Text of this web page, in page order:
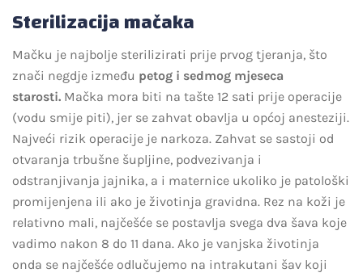
Sterilizacija mačaka
Mačku je najbolje sterilizirati prije prvog tjeranja, što
znači negdje između petog i sedmog mjeseca
starosti. Mačka mora biti na tašte 12 sati prije operacije
(vodu smije piti), jer se zahvat obavlja u općoj anesteziji.
Najveći rizik operacije je narkoza. Zahvat se sastoji od
otvaranja trbušne šupljine, podvezivanja i
odstranjivanja jajnika, a i maternice ukoliko je patološki
promijenjena ili ako je životinja gravidna. Rez na koži je
relativno mali, najčešće se postavlja svega dva šava koje
vadimo nakon 8 do 11 dana. Ako je vanjska životinja
onda se najčešće odlučujemo na intrakutani šav koji